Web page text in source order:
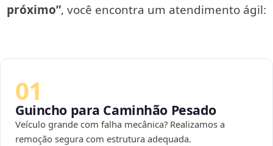
próximo”, você encontra um atendimento ágil:
01
Guincho para Caminhão Pesado
Veículo grande com falha mecânica? Realizamos a
remoção segura com estrutura adequada.